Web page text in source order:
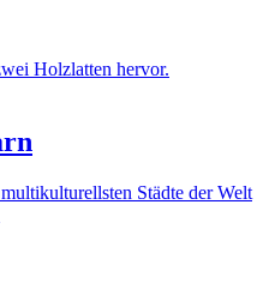
Städte der Welt